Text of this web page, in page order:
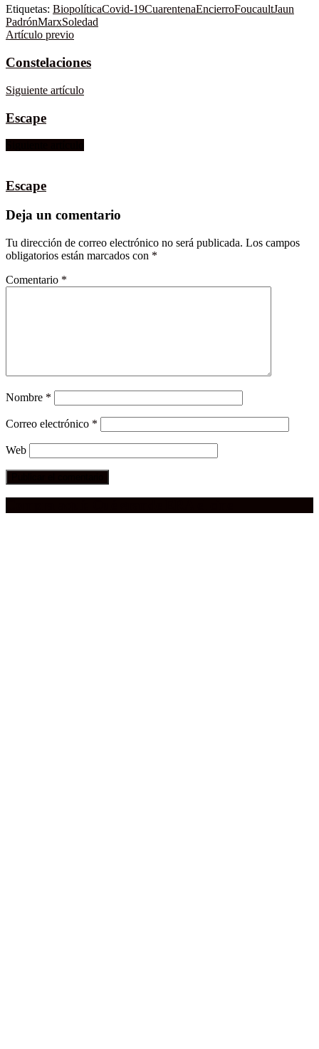
Etiquetas: BiopolíticaCovid-19CuarentenaEncierroFoucaultJaun
PadrónMarxSoledad
Artículo previo
Constelaciones
Siguiente artículo
Escape
Escape
Deja un comentario
Tu dirección de correo electrónico no será publicada. Los campos
obligatorios están marcados con *
Comentario *
Nombre *
Correo electrónico *
Web